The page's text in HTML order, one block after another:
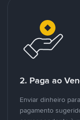
2. Paga ao
Enviar dinheiro
pagamento